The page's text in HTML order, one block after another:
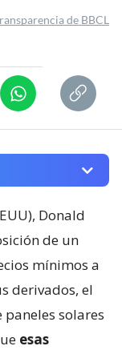
de BBCL
Donald
de un
mínimos a
derivados, el
solares
esas